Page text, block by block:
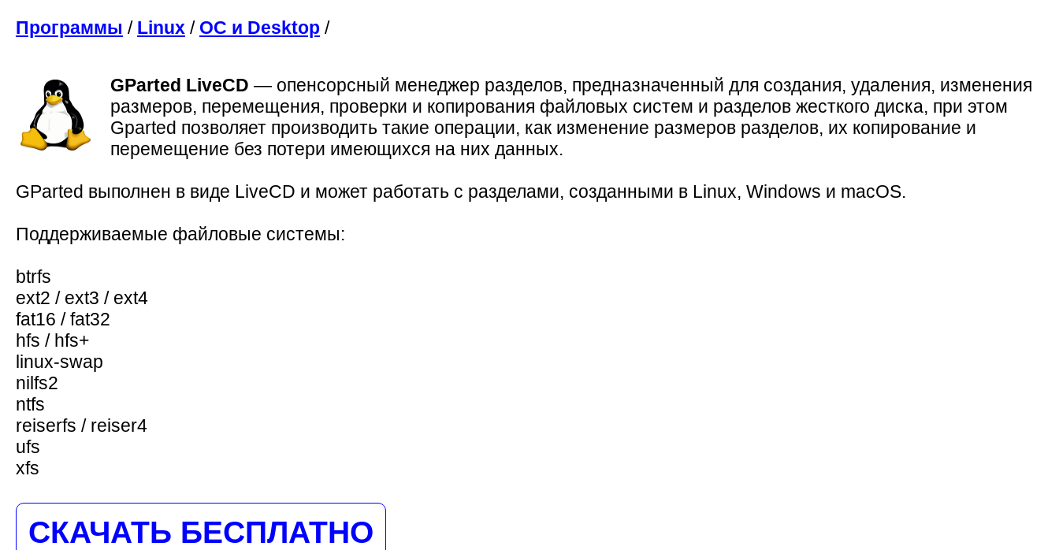
Программы / Linux / ОС и Desktop /
GParted LiveCD — опенсорсный менеджер разделов, предназначенный для создания, удаления, изменения
размеров, перемещения, проверки и копирования файловых систем и разделов жесткого диска, при этом
Gparted позволяет производить такие операции, как изменение размеров разделов, их копирование и
перемещение без потери имеющихся на них данных.
GParted выполнен в виде LiveCD и может работать с разделами, созданными в Linux, Windows и macOS.
Поддерживаемые файловые системы:
btrfs
ext2 / ext3 / ext4
fat16 / fat32
hfs / hfs+
linux-swap
nilfs2
ntfs
reiserfs / reiser4
ufs
xfs
СКАЧАТЬ БЕСПЛАТНО